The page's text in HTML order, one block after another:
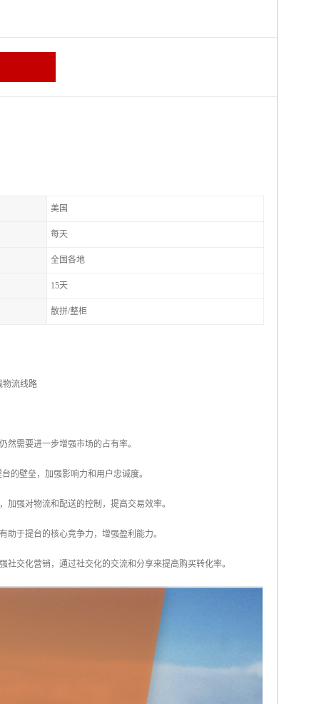
美国
每天
全国各地
15天
散拼/整柜
物流线路
然需要进一步增强市场的占有率。
的壁垒，加强影响力和用户忠诚度。
强对物流和配送的控制，提高交易效率。
于提台的核心竞争力，增强盈利能力。
交化营销，通过社交化的交流和分享来提高购买转化率。